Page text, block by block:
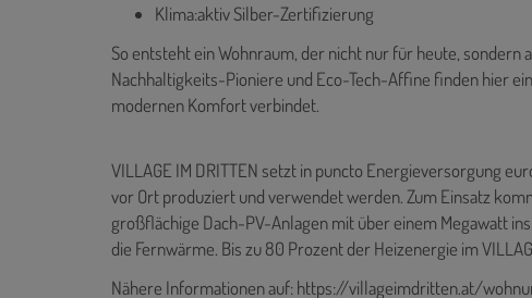
Klima:aktiv Silber-Zertifizierung
So entsteht ein Wohnraum, der nicht nur für heute, sondern
Nachhaltigkeits-Pioniere und Eco-Tech-Affine finden hier
modernen Komfort verbindet.
VILLAGE IM DRITTEN setzt in puncto Energieversorgung
vor Ort produziert und verwendet werden. Zum Einsatz
großflächige Dach-PV-Anlagen mit über einem Megawatt
die Fernwärme. Bis zu 80 Prozent der Heizenergie im
Nähere Informationen auf: https://villageimdritten.at/